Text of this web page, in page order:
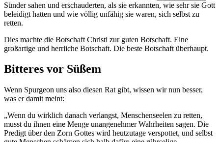
Sünder sahen und erschauderten, als sie erkannten, wie sehr sie Gott
beleidigt hatten und wie völlig unfähig sie waren, sich selbst zu
retten.
Dies machte die Botschaft Christi zur guten Botschaft. Eine
großartige und herrliche Botschaft. Die beste Botschaft überhaupt.
Bitteres vor Süßem
Wenn Spurgeon uns also diesen Rat gibt, wissen wir nun besser,
was er damit meint:
„Wenn du wirklich danach verlangst, Menschenseelen zu retten,
musst du ihnen eine Menge unangenehmer Wahrheiten sagen. Die
Predigt über den Zorn Gottes wird heutzutage verspottet, und selbst